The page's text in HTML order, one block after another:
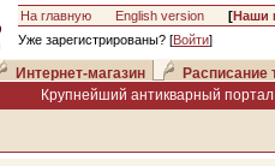
На главную English version [Наши
Уже зарегистрированы? [Войти]
Интернет-магазин
Расписание
Крупнейший антикварный